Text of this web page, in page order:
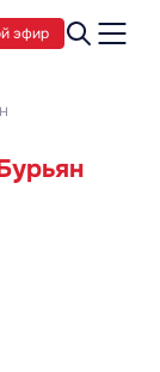
эфир